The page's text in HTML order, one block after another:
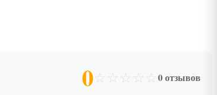
0 ☆ ☆ ☆ ☆ ☆ 0 отзывов